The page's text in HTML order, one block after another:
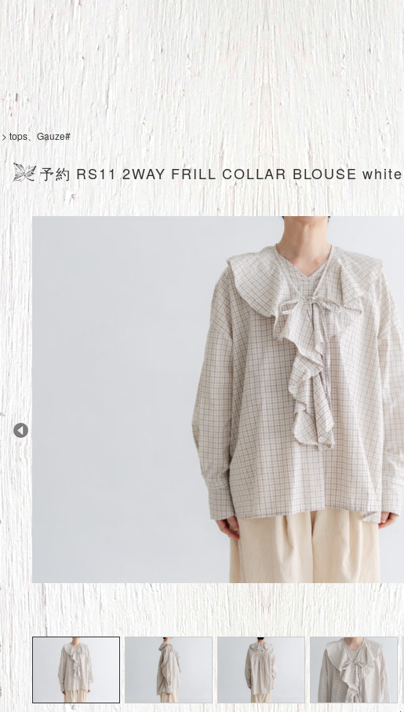
> tops、 Gauze#
予約 RS11 2WAY FRILL COLLAR BLOUSE
Prev